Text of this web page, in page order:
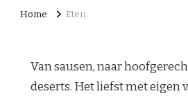
Home Eten
Van sausen, naar
deserts. Het liefst met eigen